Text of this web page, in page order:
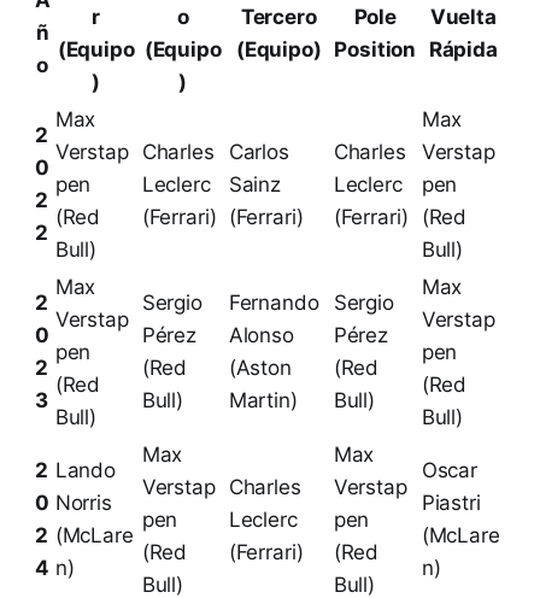
ñ
o
r
(Equipo
)
o
(Equipo
)
Tercero
(Equipo)
Pole
Position
Vuelta
Rápida
2
0
2
2
Max
Verstap
pen
(Red
Bull)
Charles
Leclerc
(Ferrari)
Carlos
Sainz
(Ferrari)
Charles
Leclerc
(Ferrari)
Max
Verstap
pen
(Red
Bull)
2
0
2
3
Max
Verstap
pen
(Red
Bull)
Sergio
Pérez
(Red
Bull)
Fernando
Alonso
(Aston
Martin)
Sergio
Pérez
(Red
Bull)
Max
Verstap
pen
(Red
Bull)
2
0
2
4
Lando
Norris
(McLare
n)
Max
Verstap
pen
(Red
Bull)
Charles
Leclerc
(Ferrari)
Max
Verstap
pen
(Red
Bull)
Oscar
Piastri
(McLare
n)